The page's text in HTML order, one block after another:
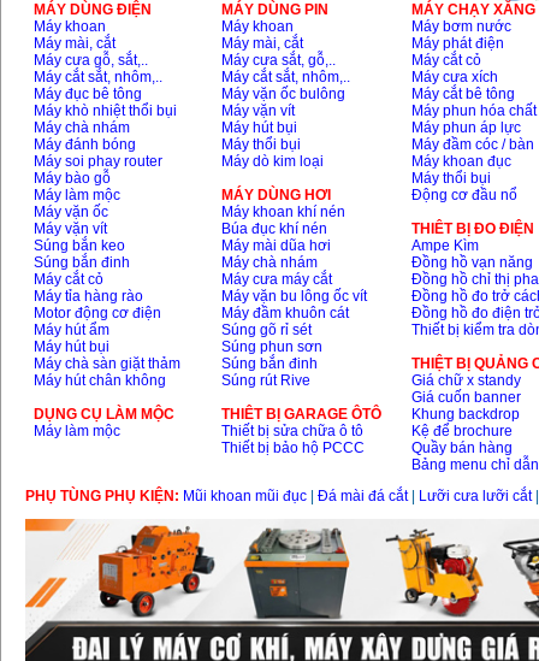
MÁY DÙNG ĐIỆN
Máy khoan
Máy mài, cắt
Máy cưa gỗ, sắt,..
Máy cắt sắt, nhôm,..
Máy đục bê tông
Máy khò nhiệt thổi bụi
Máy chà nhám
Máy đánh bóng
Máy soi phay router
Máy bào gỗ
Máy làm mộc
Máy vặn ốc
Máy vặn vít
Súng bắn keo
Súng bắn đinh
Máy cắt cỏ
Máy tỉa hàng rào
Motor động cơ điện
Máy hút ẩm
Máy hút bụi
Máy chà sàn giặt thảm
Máy hút chân không
DỤNG CỤ LÀM MỘC
Máy làm mộc
MÁY DÙNG PIN
Máy khoan
Máy mài, cắt
Máy cưa sắt, gỗ,..
Máy cắt sắt, nhôm,..
Máy vặn ốc bulông
Máy vặn vít
Máy hút bụi
Máy thổi bụi
Máy dò kim loại
MÁY DÙNG HƠI
Máy khoan khí nén
Búa đục khí nén
Máy mài dũa hơi
Máy chà nhám
Máy cưa máy cắt
Máy vặn bu lông ốc vít
Máy đầm khuôn cát
Súng gõ rỉ sét
Súng phun sơn
Súng bắn đinh
Súng rút Rive
THIÊT BỊ GARAGE ÔTÔ
Thiết bị sửa chữa ô tô
Thiết bị bảo hộ PCCC
MÁY CHẠY
Máy bơm nước
Máy phát điện
Máy cắt cỏ
Máy cưa xích
Máy cắt bê tông
Máy phun hóa chất
Máy phun áp lực
Máy đầm cóc / bàn
Máy khoan đục
Máy thổi bụi
Động cơ đầu nổ
THIÊT BỊ ĐO ĐIỆN
Ampe Kìm
Đồng hồ vạn năng
Đồng hồ chỉ thị pha
Đồng hồ đo trở
Đồng hồ đo điện
Thiết bị kiểm tra
THIỆT BỊ QUẢNG
Giá chữ x standy
Giá cuốn banner
Khung backdrop
Kệ để brochure
Quầy bán hàng
Bảng menu chỉ dẫn
PHỤ TÙNG PHỤ KIỆN: Mũi khoan mũi đục Đá mài đá cắt| Lưỡi cưa lưỡi cắt